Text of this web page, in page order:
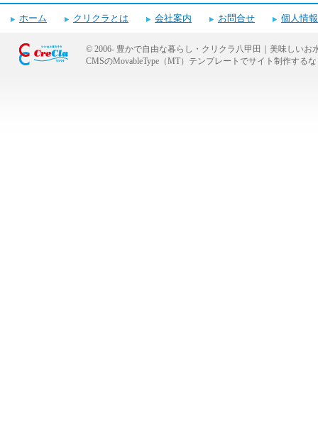
電話番号・営業時間・定休日
ホーム クリクラとは 会社案内 お問合せ 個人情
© 2006- 豊かで自由な暮らし・クリクラ八甲田｜美味しいお
CMSのMovableType（MT）テンプレートでサイト制作する